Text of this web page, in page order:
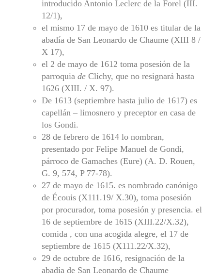
introducido Antonio Leclerc de la Forel (III.
12/1),
el mismo 17 de mayo de 1610 es titular de la
abadía de San Leonardo de Chaume (XIII 8 /
X 17),
el 2 de mayo de 1612 toma posesión de la
parroquiadeClichy, que no resignará hasta
1626 (XIII. / X. 97).
De 1613 (septiembre hasta julio de 1617) es
capellán – limosnero y preceptor en casa de
los Gondi.
28 de febrero de 1614 lo nombran,
presentado por Felipe Manuel de Gondi,
párroco de Gamaches (Eure) (A. D. Rouen,
G. 9, 574, P 77-78).
27 de mayo de 1615. es nombrado canónigo
de Écouis (X111.19/ X.30), toma posesión
por procurador, toma posesión y presencia. el
16 de septiembre de 1615 (XIII.22/X.32),
comida , con una acogida alegre, el 17 de
septiembre de 1615 (X111.22/X.32),
29 de octubre de 1616, resignación de la
abadía de San Leonardo de Chaume